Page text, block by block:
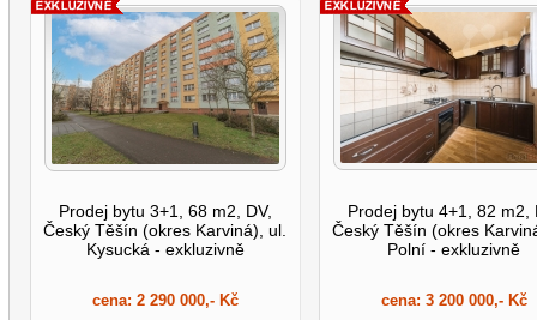
Prodej bytu 3+1, 68 m2, DV,
Český Těšín (okres Karviná), ul.
Kysucká - exkluzivně
cena: 2 290 000,- Kč
Prodej bytu 4+1, 82 m2,
Český Těšín (okres
Polní - exkluzivně
cena: 3 200 000,- Kč